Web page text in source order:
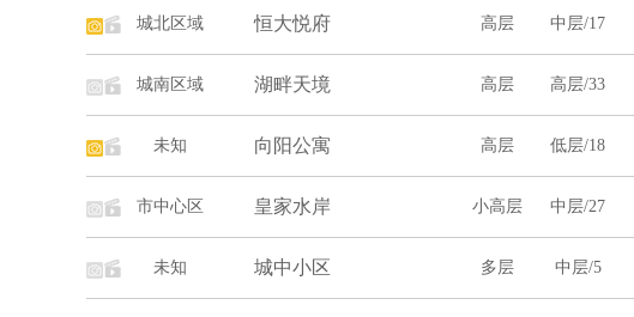
城北区域 恒大悦府 高层 中层/17
城南区域 湖畔天境 高层 高层/33
未知 向阳公寓 高层 低层/18
市中心区 皇家水岸 小高层 中层/27
未知 城中小区 多层 中层/5